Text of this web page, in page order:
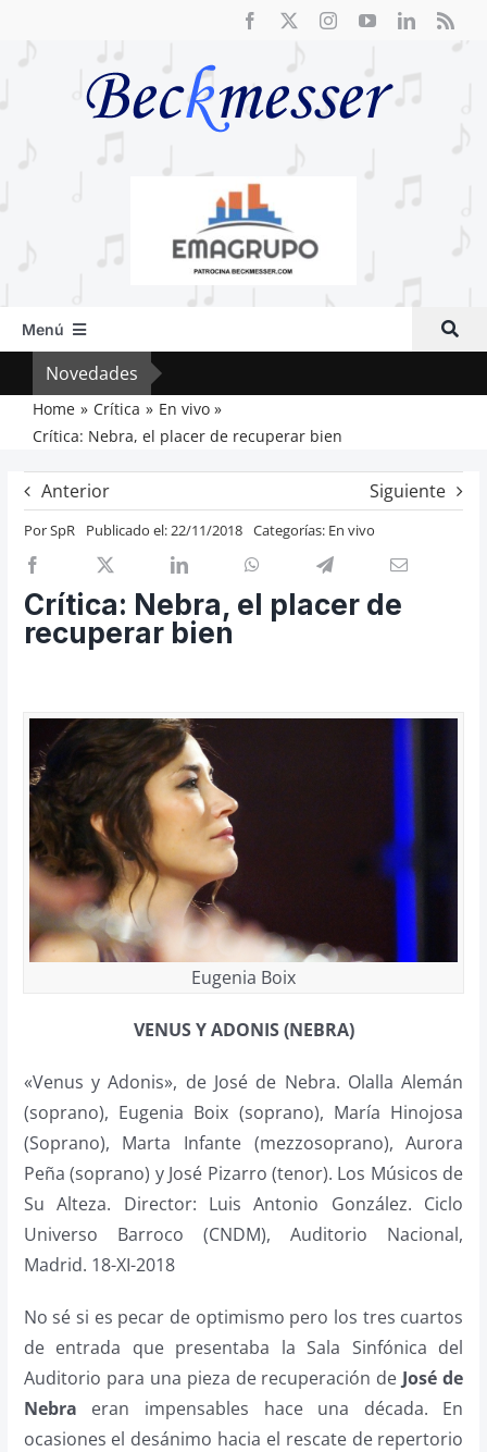
Menú
Inicio
Actual
Artículos
Crítica
Previos de ópera
Cosas de Beckmesser
Novedades
Home Crítica
En vivo
Crítica: Nebra, el placer de recuperar bien
Anterior Siguiente
PorSpR Publicado el: 22/11/2018 Categorías: En vivo
Crítica: Nebra, el placer de
recuperar bien
Eugenia Boix
VENUS Y ADONIS (NEBRA)
«Venus y Adonis», de José de Nebra. Olalla Alemán
(soprano), Eugenia Boix (soprano), María Hinojosa
(Soprano), Marta Infante (mezzosoprano), Aurora
Peña (soprano) y José Pizarro (tenor). Los Músicos de
Su Alteza. Director: Luis Antonio González. Ciclo
Universo Barroco (CNDM), Auditorio Nacional,
Madrid. 18-XI-2018
No sé si es pecar de optimismo pero los tres cuartos
de entrada que presentaba la Sala Sinfónica del
Auditorio para una pieza de recuperación de José de
Nebra eran impensables hace una década. En
ocasiones el desánimo hacia el rescate de repertorio